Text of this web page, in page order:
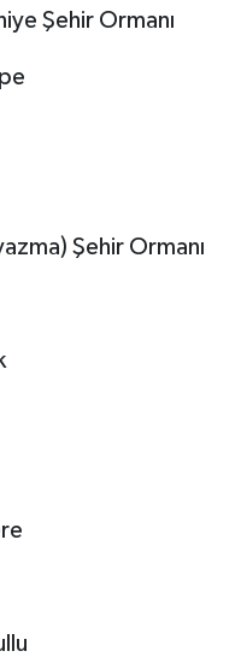
Şehir Ormanı
Şehir Ormanı